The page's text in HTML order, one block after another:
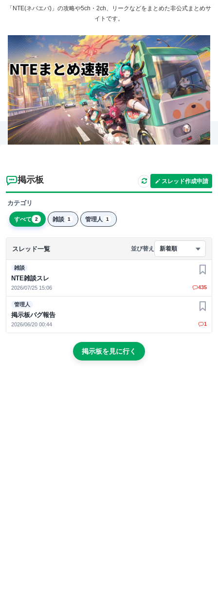
「NTE(ネバエバ)」の攻略や5ch・2ch、リークなどをまとめた非公式まとめサ
イトです。
掲示板 スレッド作成申請
カテゴリ
すべて 2 雑談 1 管理人 1
スレッド一覧 並び替え 新着順
雑談
NTE雑談スレ
2026/07/25 15:06
お気
435
管理人
掲示板バグ報告
2026/06/20 00:44
お気
1
掲示板を見に行く